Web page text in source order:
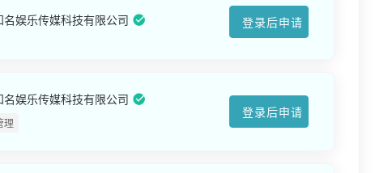
名娱乐传媒科技有限公司 登录后申请
名娱乐传媒科技有限公司
理
登录后申请